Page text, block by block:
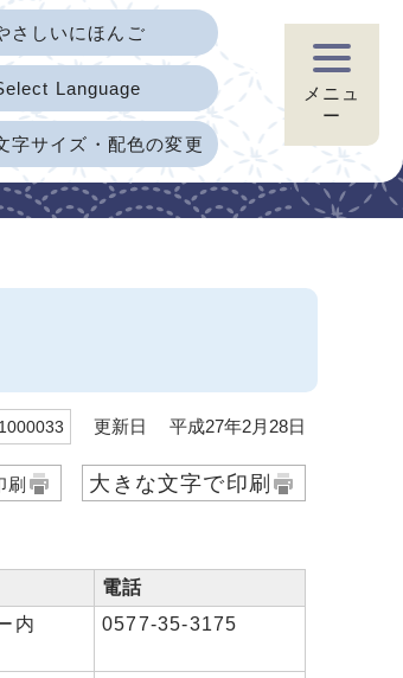
さしいにほんご
Language
字サイズ・配色の変更
メニュ
ー
更新日 平成27年2月28日
刷 大きな文字で印刷
電話
内 0577-35-3175